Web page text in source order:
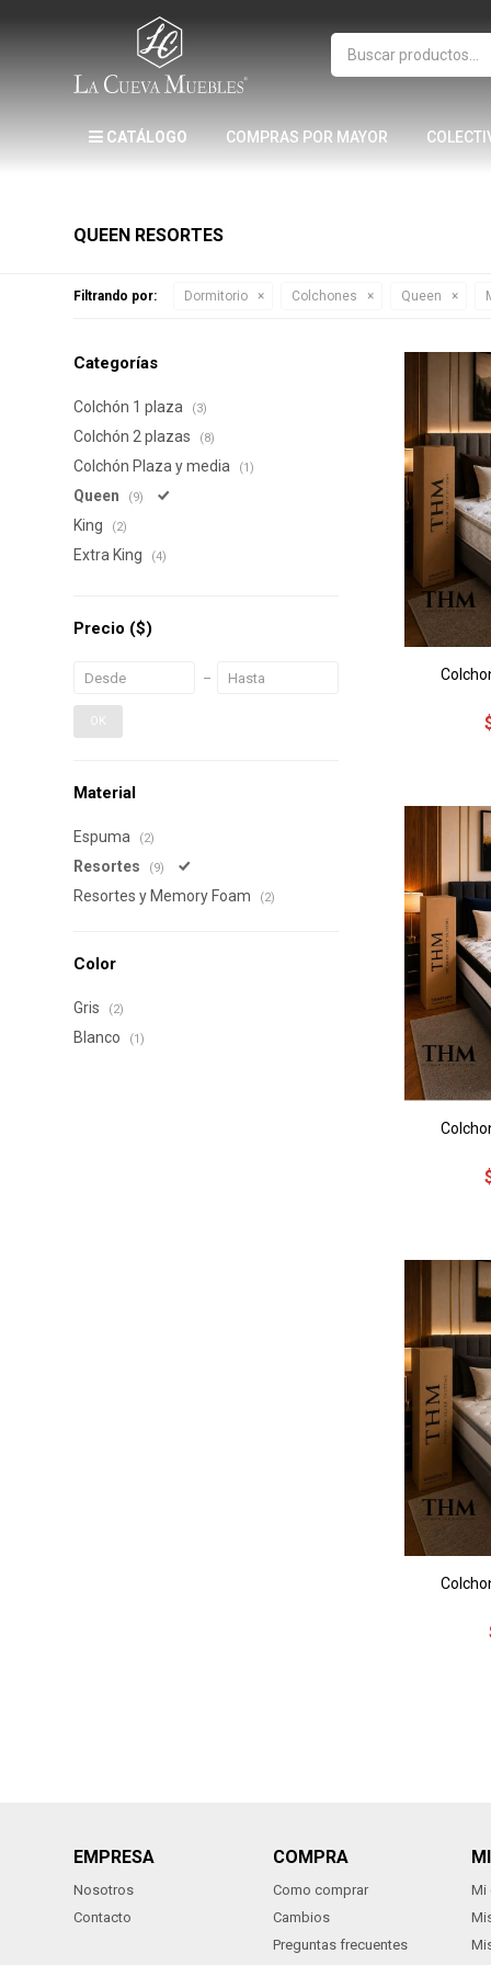
CATÁLOGO COMPRAS POR MAYOR
QUEEN RESORTES
Filtrando por: Dormitorio Colchones Queen
Categorías
Colchón 1 plaza (3)
Colchón 2 plazas (8)
Colchón Plaza y media (1)
Queen (9)
King (2)
Extra King (4)
Precio ($)
OK
Material
Espuma (2)
Resortes (9)
Resortes y Memory Foam (2)
Color
Gris (2)
Blanco (1)
EMPRESA
Nosotros
Contacto
COMPRA
Como comprar
Cambios
Preguntas frecuentes
Mi